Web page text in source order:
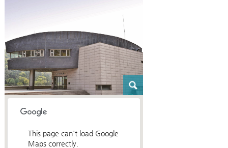
This page can't load Google
Maps correctly.